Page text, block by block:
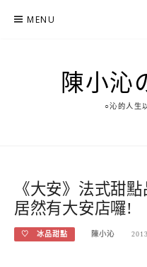
MENU
陳小沁
○沁的人生
《大安》法式甜
居然有大安店囉!
♡ 冰品甜點 陳小沁